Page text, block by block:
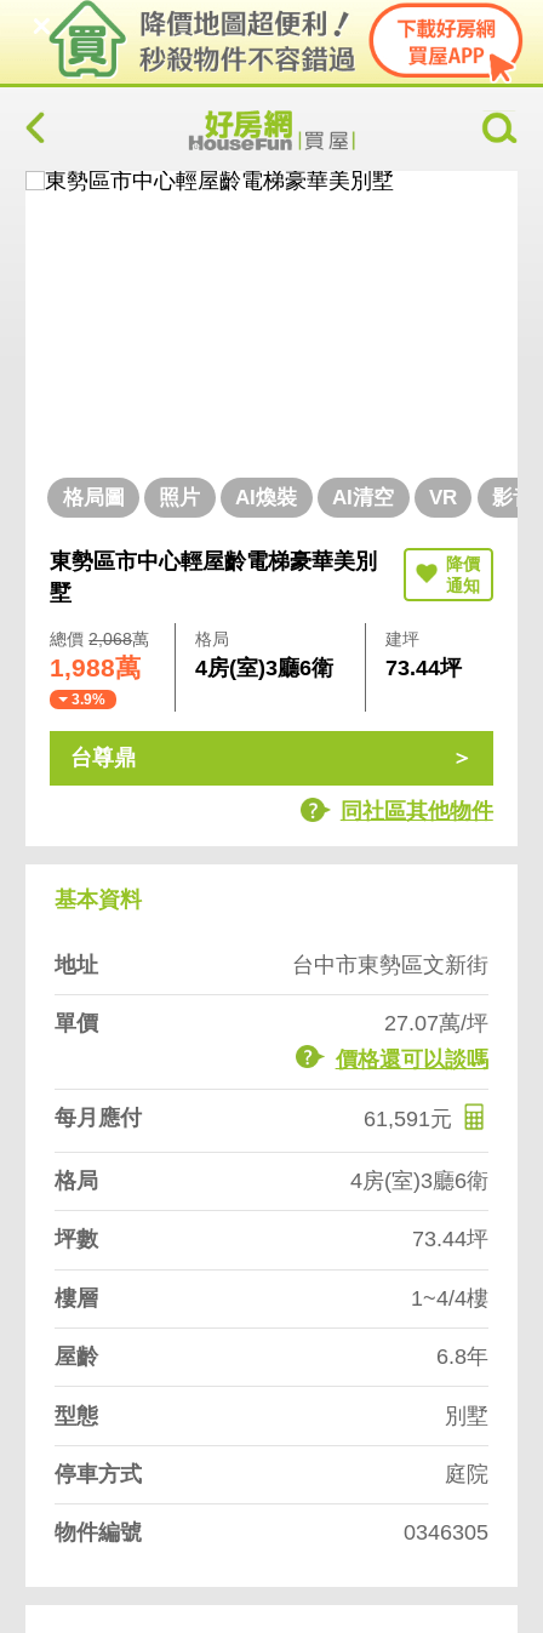
格局圖 照片 AI煥裝 AI清空 VR 影音
東勢區市中心輕屋齡電梯豪華美別
墅
總價2,068萬
1,988萬
3.9%
格局
4房(室)3廳6衛
建坪
73.44坪
台尊鼎
同社區其他物件
基本資料
地址 台中市東勢區文新街
單價
27.07萬/坪
價格還可以談嗎
每月應付 61,591元
格局 4房(室)3廳6衛
坪數 73.44坪
樓層 1~4/4樓
屋齡 6.8年
型態 別墅
停車方式 庭院
物件編號 0346305